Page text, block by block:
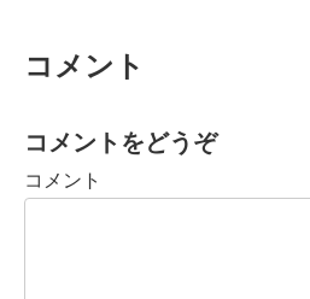
コメント
コメントをどうぞ
コメント